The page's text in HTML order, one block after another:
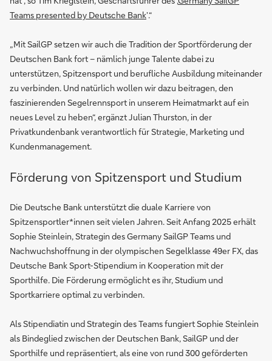
Teams presented by Deutsche Bank‛.“
„Mit SailGP setzen wir auch die Tradition der Sportförderung der
Deutschen Bank fort – nämlich junge Talente dabei zu
unterstützen, Spitzensport und berufliche Ausbildung miteinander
zu verbinden. Und natürlich wollen wir dazu beitragen, den
faszinierenden Segelrennsport in unserem Heimatmarkt auf ein
neues Level zu heben“, ergänzt Julian Thurston, in der
Privatkundenbank verantwortlich für Strategie, Marketing und
Kundenmanagement.
Förderung von Spitzensport und Studium
Die Deutsche Bank unterstützt die duale Karriere von
Spitzensportler*innen seit vielen Jahren. Seit Anfang 2025 erhält
Sophie Steinlein, Strategin des Germany SailGP Teams und
Nachwuchshoffnung in der olympischen Segelklasse 49er FX, das
Deutsche Bank Sport-Stipendium in Kooperation mit der
Sporthilfe. Die Förderung ermöglicht es ihr, Studium und
Sportkarriere optimal zu verbinden.
Als Stipendiatin und Strategin des Teams fungiert Sophie Steinlein
als Bindeglied zwischen der Deutschen Bank, SailGP und der
Sporthilfe und repräsentiert, als eine von rund 300 geförderten